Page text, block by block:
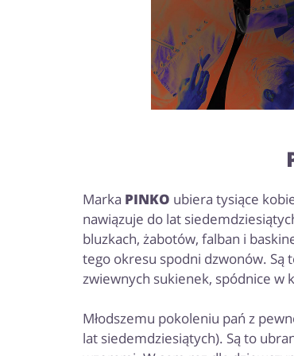
Marka PINKO ubiera tysiące
nawiązuje do lat
bluzkach, żabotów, falban i
tego okresu spodni dzwonów. Są
zwiewnych sukienek, spódnice w
Młodszemu pokoleniu pań z
lat siedemdziesiątych). Są to